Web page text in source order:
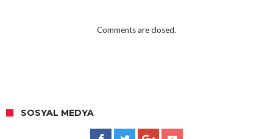
Comments are closed.
SOSYAL MEDYA